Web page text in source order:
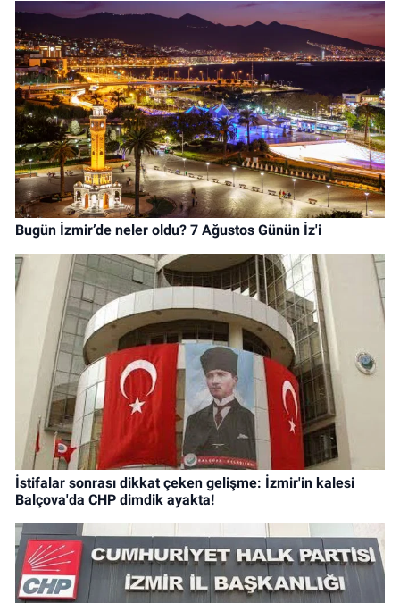
Bugün İzmir’de neler oldu? 7 Ağustos Günün İz'i
İstifalar sonrası dikkat çeken gelişme: İzmir'in kalesi
Balçova'da CHP dimdik ayakta!